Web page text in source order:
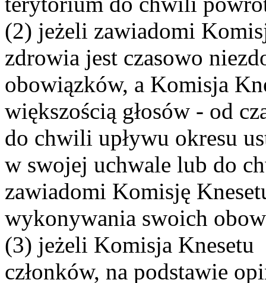
(2) jeżeli zawiadomi
zdrowia jest czasowo
obowiązków, a Komisja
większością głosów - od
do chwili upływu okresu
w swojej uchwale lub do
zawiadomi Komisję
wykonywania swoich
(3) jeżeli Komisja Knesetu
członków, na podstawie